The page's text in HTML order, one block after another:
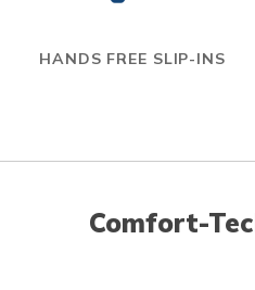
HANDS FREE SLIP-INS
Comfort-